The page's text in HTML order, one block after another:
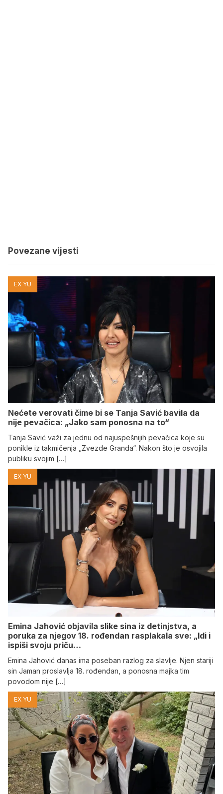
Povezane vijesti
EX YU
Nećete verovati čime bi se Tanja Savić bavila da
nije pevačica: „Jako sam ponosna na to“
Tanja Savić važi za jednu od najuspešnijih pevačica koje su
ponikle iz takmičenja „Zvezde Granda“. Nakon što je osvojila
publiku svojim […]
EX YU
Emina Jahović objavila slike sina iz detinjstva, a
poruka za njegov 18. rođendan rasplakala sve: „Idi i
ispiši svoju priču…
Emina Jahović danas ima poseban razlog za slavlje. Njen stariji
sin Jaman proslavlja 18. rođendan, a ponosna majka tim
povodom nije […]
EX YU